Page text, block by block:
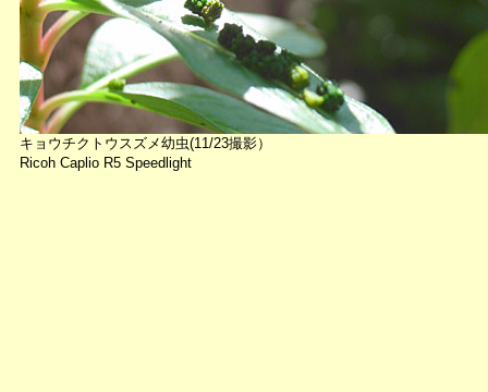
キョウチクトウスズメ幼虫(11/23撮影）
Ricoh Caplio R5 Speedlight